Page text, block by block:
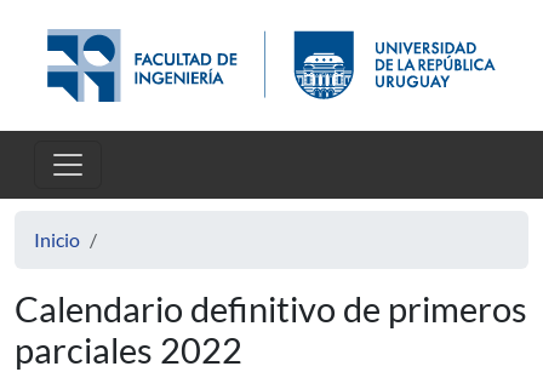
Inicio
Calendario definitivo de primeros
parciales 2022